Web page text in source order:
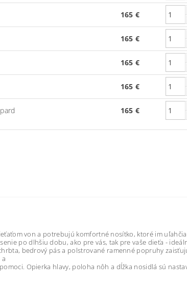
165 €
165 €
165 €
165 €
165 €
von a potrebujú komfortné nosítko, ktoré im uľahčia
po dlhšiu dobu, ako pre vás, tak pre vaše dieťa -
bedrový pás a polstrované ramenné popruhy
Opierka hlavy, poloha nôh a dĺžka nosidlá sú